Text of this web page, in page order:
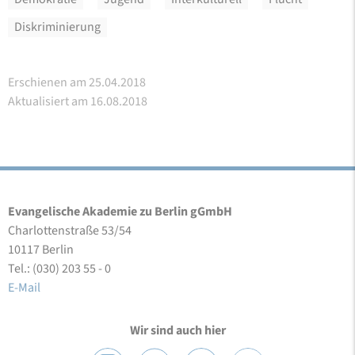
Diskriminierung
Erschienen am 25.04.2018
Aktualisiert am 16.08.2018
Evangelische Akademie zu Berlin gGmbH
Charlottenstraße 53/54
10117 Berlin
Tel.: (030) 203 55 - 0
E-Mail
Wir sind auch hier